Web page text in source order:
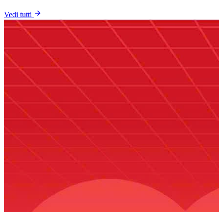
Vedi tutti